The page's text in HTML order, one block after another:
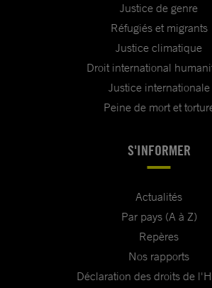
Justice de genre
Réfugiés et migrants
Justice climatique
Droit international
Justice internationale
Peine de mort et
S'INFORMER
Actualités
Par pays (A à Z)
Repères
Nos rapports
Déclaration des droits de